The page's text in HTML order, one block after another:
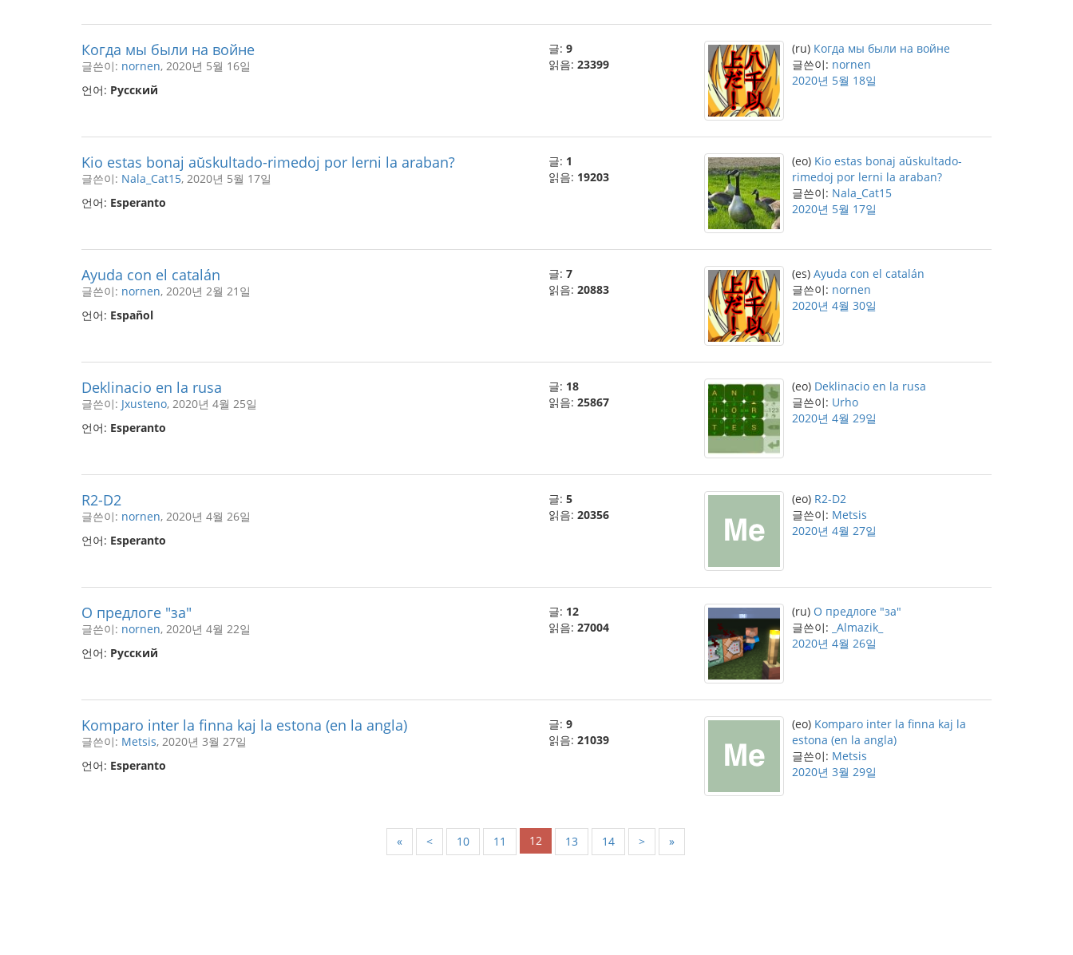
Когда мы были на войне
글쓴이: nornen, 2020년 5월 16일
언어: Русский
글: 9
읽음: 23399
(ru) Когда мы были на войне
글쓴이: nornen
2020년 5월 18일
Kio estas bonaj aŭskultado-rimedoj por lerni la araban?
글쓴이: Nala_Cat15, 2020년 5월 17일
언어: Esperanto
글: 1
읽음: 19203
(eo) Kio estas bonaj aŭskultado-
rimedoj por lerni la araban?
글쓴이: Nala_Cat15
2020년 5월 17일
Ayuda con el catalán
글쓴이: nornen, 2020년 2월 21일
언어: Español
글: 7
읽음: 20883
(es) Ayuda con el catalán
글쓴이: nornen
2020년 4월 30일
Deklinacio en la rusa
글쓴이: Jxusteno, 2020년 4월 25일
언어: Esperanto
글: 18
읽음: 25867
(eo) Deklinacio en la rusa
글쓴이: Urho
2020년 4월 29일
R2-D2
글쓴이: nornen, 2020년 4월 26일
언어: Esperanto
글: 5
읽음: 20356
(eo) R2-D2
글쓴이: Metsis
2020년 4월 27일
О предлоге "за"
글쓴이: nornen, 2020년 4월 22일
언어: Русский
글: 12
읽음: 27004
(ru) О предлоге "за"
글쓴이: _Almazik_
2020년 4월 26일
Komparo inter la finna kaj la estona (en la angla)
글쓴이: Metsis, 2020년 3월 27일
언어: Esperanto
글: 9
읽음: 21039
(eo) Komparo inter la finna kaj la
estona (en la angla)
글쓴이: Metsis
2020년 3월 29일
« < 10 11 12 13 14 > »